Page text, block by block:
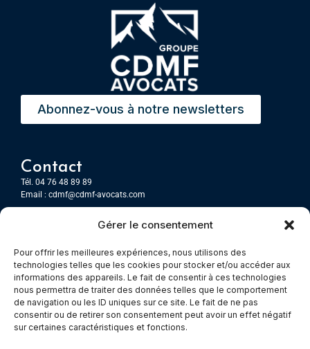
Gérer le consentement
Pour offrir les meilleures expériences, nous utilisons des
technologies telles que les cookies pour stocker et/ou accéder aux
informations des appareils. Le fait de consentir à ces technologies
nous permettra de traiter des données telles que le comportement
de navigation ou les ID uniques sur ce site. Le fait de ne pas
consentir ou de retirer son consentement peut avoir un effet négatif
sur certaines caractéristiques et fonctions.
Abonnez-vous à notre newsletters
Contact
Tél. 04 76 48 89 89
Email : cdmf@cdmf-avocats.com
7 Place Firmin Gautier
CS 80476
38016 GRENOBLE, Cedex 1
Chambery
Immeuble le Paris